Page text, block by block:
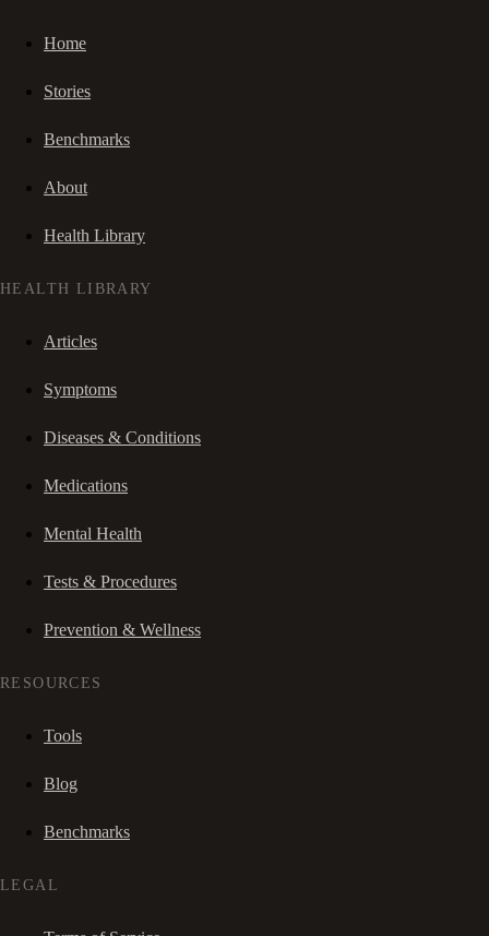
Home
Stories
Benchmarks
About
Health Library
HEALTH LIBRARY
Articles
Symptoms
Diseases & Conditions
Medications
Mental Health
Tests & Procedures
Prevention & Wellness
RESOURCES
Tools
Blog
Benchmarks
LEGAL